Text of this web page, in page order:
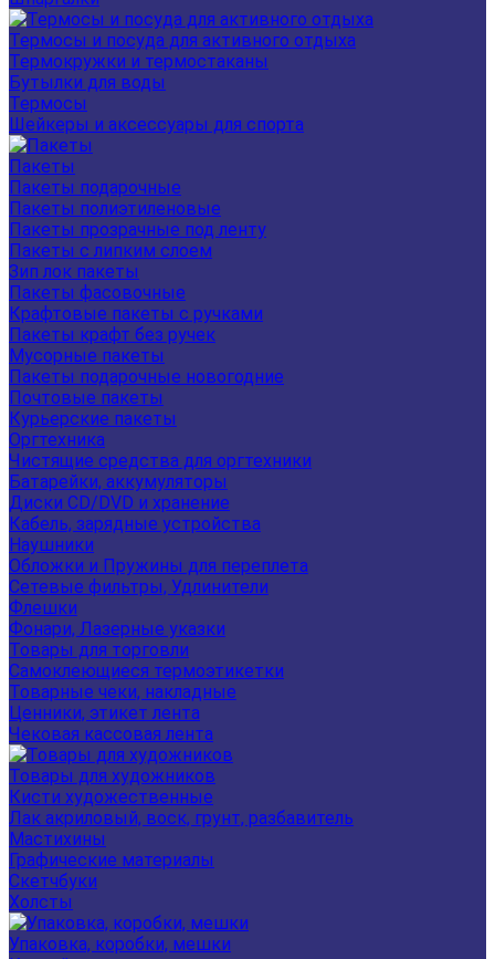
Термосы и посуда для активного отдыха
Термокружки и термостаканы
Бутылки для воды
Термосы
Шейкеры и аксессуары для спорта
Пакеты
Пакеты подарочные
Пакеты полиэтиленовые
Пакеты прозрачные под ленту
Пакеты с липким слоем
Зип лок пакеты
Пакеты фасовочные
Крафтовые пакеты с ручками
Пакеты крафт без ручек
Мусорные пакеты
Пакеты подарочные новогодние
Почтовые пакеты
Курьерские пакеты
Оргтехника
Чистящие средства для оргтехники
Батарейки, аккумуляторы
Диски CD/DVD и хранение
Кабель, зарядные устройства
Наушники
Обложки и Пружины для переплета
Сетевые фильтры, Удлинители
Флешки
Фонари, Лазерные указки
Товары для торговли
Самоклеющиеся термоэтикетки
Товарные чеки, накладные
Ценники, этикет лента
Чековая кассовая лента
Товары для художников
Кисти художественные
Лак акриловый, воск, грунт, разбавитель
Мастихины
Графические материалы
Скетчбуки
Холсты
Упаковка, коробки, мешки